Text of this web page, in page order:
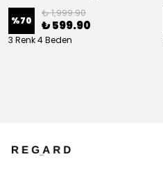
%70
₺ 1,999.90
₺ 599.90
3 Renk 4 Beden